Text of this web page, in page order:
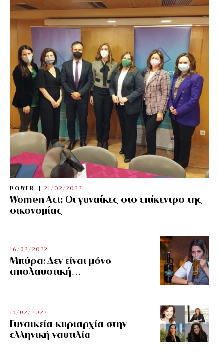
POWER 21/02/2022
Women Act: Οι γυναίκες στο επίκεντρο της
οικονομίας
16/02/2022
Μπύρα: Δεν είναι μόνο
απολαυστική…
15/02/2022
Γυναικεία κυριαρχία στην
ελληνική ναυτιλία